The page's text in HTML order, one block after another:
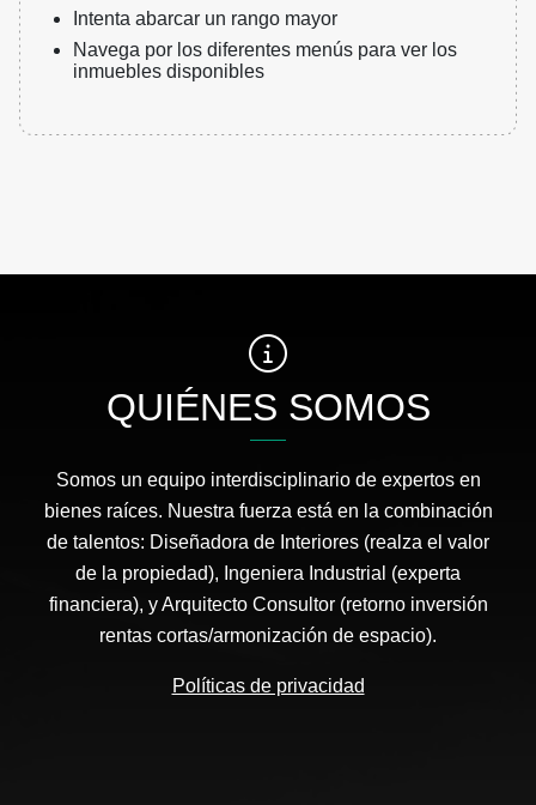
Intenta abarcar un rango mayor
Navega por los diferentes menús para ver los
inmuebles disponibles
QUIÉNES SOMOS
Somos un equipo interdisciplinario de expertos en
bienes raíces. Nuestra fuerza está en la combinación
de talentos: Diseñadora de Interiores (realza el valor
de la propiedad), Ingeniera Industrial (experta
financiera), y Arquitecto Consultor (retorno inversión
rentas cortas/armonización de espacio).
Políticas de privacidad